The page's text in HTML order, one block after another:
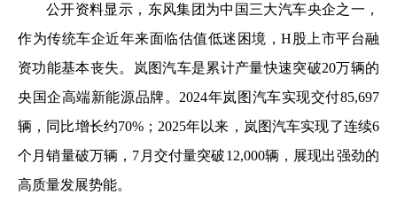
公开资料显示，东风集团为中国三大汽车央企之一，
作为传统车企近年来面临估值低迷困境，H股上市平台融
资功能基本丧失。岚图汽车是累计产量快速突破20万辆的
央国企高端新能源品牌。2024年岚图汽车实现交付85,697
辆，同比增长约70%；2025年以来，岚图汽车实现了连续6
个月销量破万辆，7月交付量突破12,000辆，展现出强劲的
高质量发展势能。